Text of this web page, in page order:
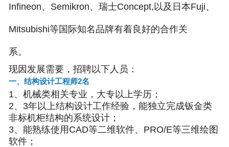
服务支持
联系我们
Infineon、Semikron、瑞士Concept,以及日本Fuji、
Mitsubishi等国际知名品牌有着良好的合作关
系。
现因发展需要，招聘以下人员：
一、结构设计工程师2名
1、机械类相关专业，大专以上学历；
2、3年以上结构设计工作经验，能独立完成钣金类
非标机柜结构的系统设计；
3、能熟练使用CAD等二维软件、PRO/E等三维绘图
软件；